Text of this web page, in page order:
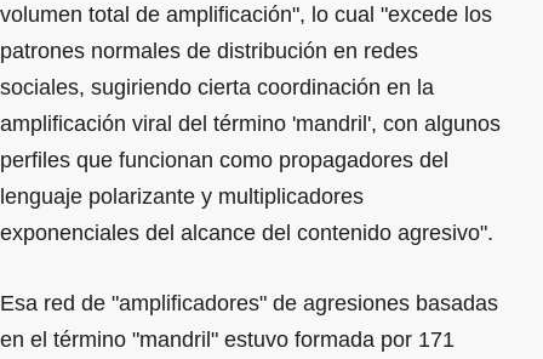
volumen total de amplificación", lo cual "excede los
patrones normales de distribución en redes
sociales, sugiriendo cierta coordinación en la
amplificación viral del término 'mandril', con algunos
perfiles que funcionan como propagadores del
lenguaje polarizante y multiplicadores
exponenciales del alcance del contenido agresivo".
Esa red de "amplificadores" de agresiones basadas
en el término "mandril" estuvo formada por 171